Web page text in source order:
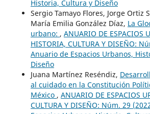
Historia, Cultura y Diseño
Sergio Tamayo Flores, Jorge Ortiz
María Emilia González Díaz, La
urbano: , ANUARIO DE ESPACIOS
HISTORIA, CULTURA Y DISEÑO:
Anuario de Espacios Urbanos,
Diseño
Juana Martínez Reséndiz,
al cuidado en la Constitución
México , ANUARIO DE ESPACIOS
CULTURA Y DISEÑO: Núm. 29